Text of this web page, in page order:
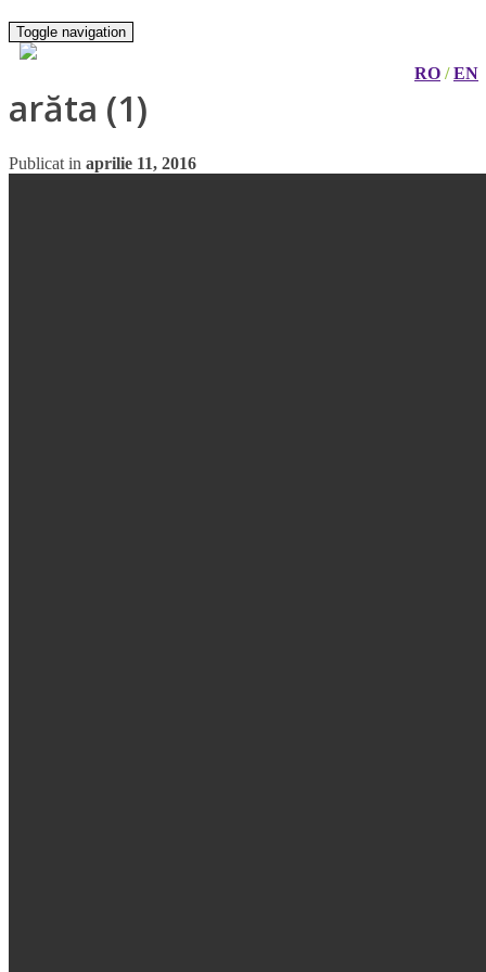
Toggle navigation
RO /EN
arăta (1)
Publicat in aprilie 11, 2016